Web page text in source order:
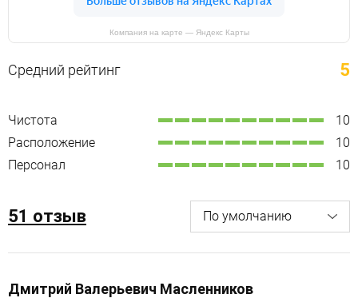
Компания на карте — Яндекс Карты
Средний рейтинг 5
Чистота
10
Расположение
10
Персонал
10
51 отзыв
Дмитрий Валерьевич Масленников